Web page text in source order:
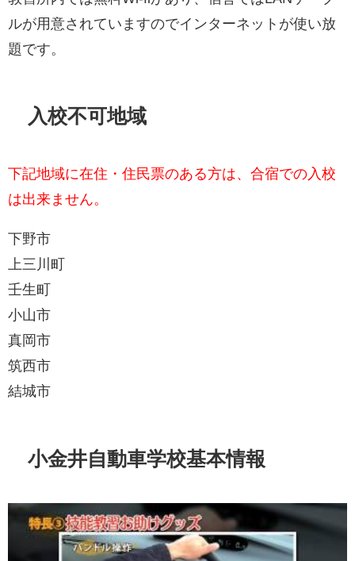
ルが用意されていますのでインターネットが使い放
題です。
入校不可地域
下記地域に在住・住民票のある方は、合宿での入校
は出来ません。
下野市
上三川町
壬生町
小山市
真岡市
筑西市
結城市
小金井自動車学校基本情報